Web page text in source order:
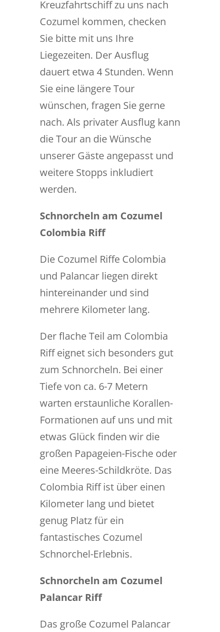
Kreuzfahrtschiff zu uns nach
Cozumel kommen, checken
Sie bitte mit uns Ihre
Liegezeiten. Der Ausflug
dauert etwa 4 Stunden. Wenn
Sie eine längere Tour
wünschen, fragen Sie gerne
nach. Als privater Ausflug kann
die Tour an die Wünsche
unserer Gäste angepasst und
weitere Stopps inkludiert
werden.
Schnorcheln am Cozumel
Colombia Riff
Die Cozumel Riffe Colombia
und Palancar liegen direkt
hintereinander und sind
mehrere Kilometer lang.
Der flache Teil am Colombia
Riff eignet sich besonders gut
zum Schnorcheln. Bei einer
Tiefe von ca. 6-7 Metern
warten erstaunliche Korallen-
Formationen auf uns und mit
etwas Glück finden wir die
großen Papageien-Fische oder
eine Meeres-Schildkröte. Das
Colombia Riff ist über einen
Kilometer lang und bietet
genug Platz für ein
fantastisches Cozumel
Schnorchel-Erlebnis.
Schnorcheln am Cozumel
Palancar Riff
Das große Cozumel Palancar